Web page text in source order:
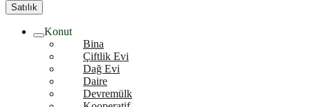
Satılık
Konut
Bina
Çiftlik Evi
Dağ Evi
Daire
Devremülk